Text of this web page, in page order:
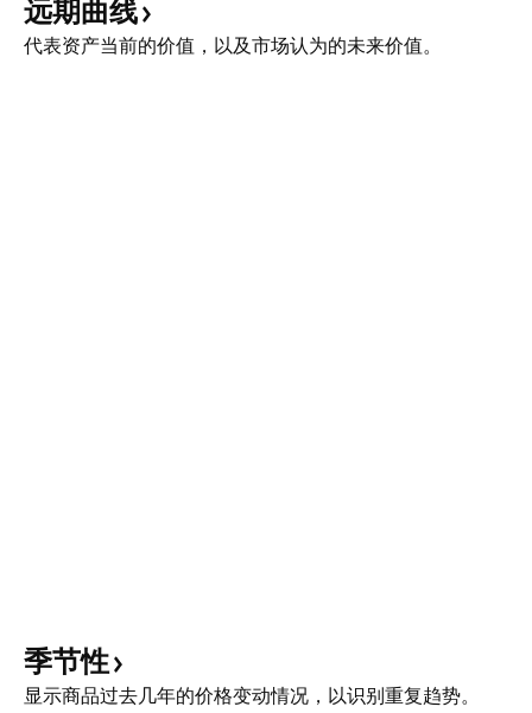
远期曲线
代表资产当前的价值，以及市场认为的未来价值。
季节性
显示商品过去几年的价格变动情况，以识别重复趋势。